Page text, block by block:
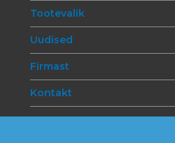
Tootevalik
Uudised
Firmast
Kontakt